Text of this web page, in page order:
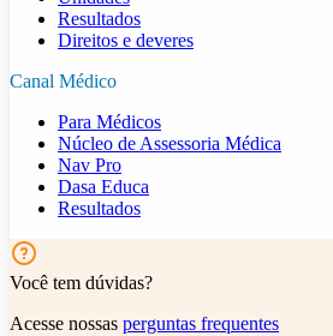
Resultados
Direitos e deveres
Canal Médico
Para Médicos
Núcleo de Assessoria Médica
Nav Pro
Dasa Educa
Resultados
Você tem dúvidas?
Acesse nossas perguntas frequentes